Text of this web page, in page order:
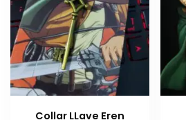
Collar LLave Eren